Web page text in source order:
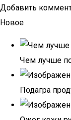
Добавить
Новое
Чем лучше
Подагра